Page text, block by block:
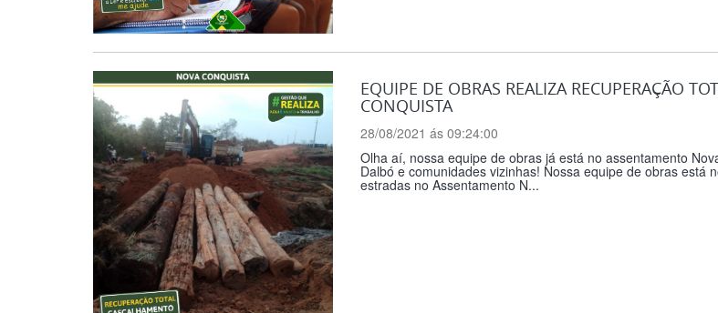
EQUIPE DE OBRAS REALIZA RECUPERAÇÃO
CONQUISTA
28/08/2021 ás 09:24:00
Olha aí, nossa equipe de obras já está no assentamento
Dalbó e comunidades vizinhas! Nossa equipe de obras
estradas no Assentamento N...